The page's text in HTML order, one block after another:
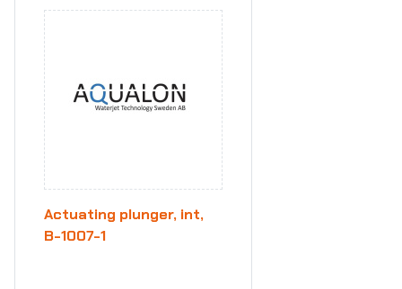
Actuating plunger, int,
B-1007-1